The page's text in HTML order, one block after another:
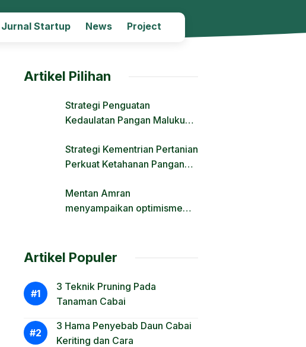
Jurnal Startup News Project
Artikel Pilihan
Strategi Penguatan
Kedaulatan Pangan Maluku
dan Regulasi Lahan
Strategi Kementrian Pertanian
Perkuat Ketahanan Pangan
Krisis Iklim dan Fenomena El
Nino
Mentan Amran
menyampaikan optimisme
Artikel Populer
3 Teknik Pruning Pada
Tanaman Cabai
3 Hama Penyebab Daun Cabai
Keriting dan Cara